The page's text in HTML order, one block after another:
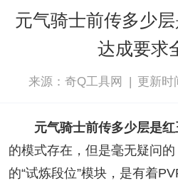
元气骑士前传多少
达成要求
来源：奇Q工具网 | 更新时
元气骑士前传多少层是红
的模式存在，但是毫无疑问
的“试炼段位”模块，是有着